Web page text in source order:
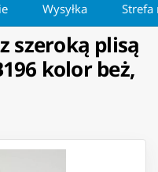
Wysyłka Strefa
szeroką plisą
kolor beż,